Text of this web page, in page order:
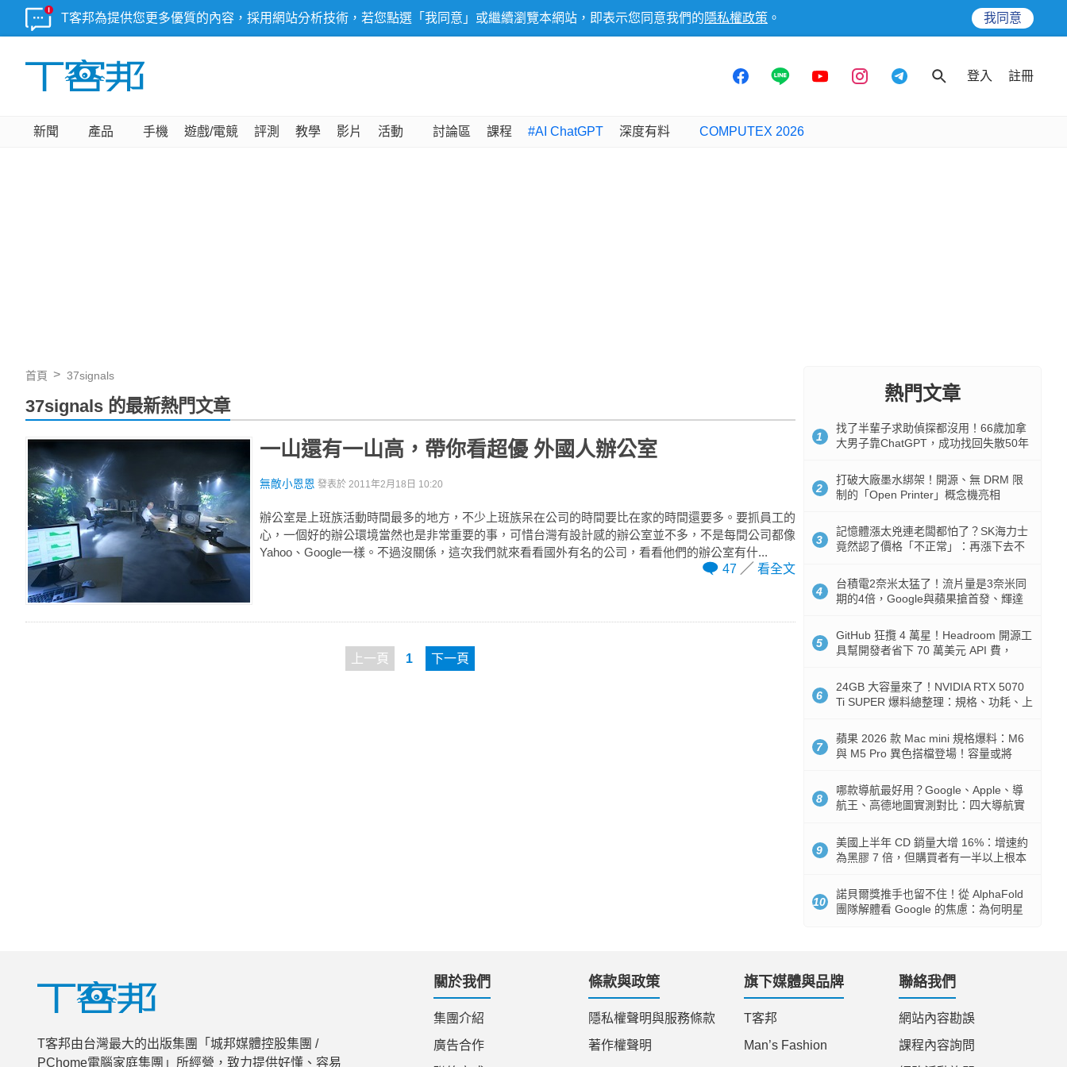
T客邦為提供您更多優質的內容，採用網站分析技術，若您點選「我同意」或繼續瀏覽本網站，即表示您同意我們的 隱私權政策 。 我同意
登入 註冊
新聞 產品 手機 遊戲/電競 評測 教學 影片 活動 討論區 課程 #AI ChatGPT 深度有料 COMPUTEX 2026
首頁 37signals
37signals 的最新熱門文章
一山還有一山高，帶你看超優 外國人辦公室
無敵小恩恩 發表於 2011年2月18日 10:20
辦公室是上班族活動時間最多的地方，不少上班族呆在公司的時間要比在家的時間還要多。要抓員工的
心，一個好的辦公環境當然也是非常重要的事，可惜台灣有設計感的辦公室並不多，不是每間公司都像
Yahoo、Google一樣。不過沒關係，這次我們就來看看國外有名的公司，看看他們的辦公室有什...
47
看全文
上一頁 1 下一頁
熱門文章
1
找了半輩子求助偵探都沒用！66歲加拿
大男子靠ChatGPT，成功找回失散50年
2
打破大廠墨水綁架！開源、無 DRM 限
制的「Open Printer」概念機亮相
3
記憶體漲太兇連老闆都怕了？SK海力士
竟然認了價格「不正常」：再漲下去不
4
台積電2奈米太猛了！流片量是3奈米同
期的4倍，Google與蘋果搶首發、輝達
5
GitHub 狂攬 4 萬星！Headroom 開源工
具幫開發者省下 70 萬美元 API 費，
6
24GB 大容量來了！NVIDIA RTX 5070
Ti SUPER 爆料總整理：規格、功耗、上
7
蘋果 2026 款 Mac mini 規格爆料：M6
與 M5 Pro 異色搭檔登場！容量或將
8
哪款導航最好用？Google、Apple、導
航王、高德地圖實測對比：四大導航實
9
美國上半年 CD 銷量大增 16%：增速約
為黑膠 7 倍，但購買者有一半以上根本
10
諾貝爾獎推手也留不住！從 AlphaFold
團隊解體看 Google 的焦慮：為何明星
T客邦由台灣最大的出版集團「城邦媒體控股集團 /
PChome電腦家庭集團」所經營，致力提供好懂、容易
關於我們
集團介紹
廣告合作
條款與政策
隱私權聲明與服務條款
著作權聲明
旗下媒體與品牌
T客邦
Man’s Fashion
聯絡我們
網站內容勘誤
課程內容詢問